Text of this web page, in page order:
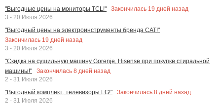
"Выгодные цены на мониторы TCL!"
Закончилась 19 дней назад
3 - 20 Июля 2026
"Выгодный цены на электроинструменты бренда CAT!"
Закончилась 19 дней назад
3 - 20 Июля 2026
"Скидка на сушильную машину Gorenje, Hisense при покупке стиральной
машины!"
Закончилась 8 дней назад
2 - 31 Июля 2026
"Выгодный комплект: телевизоры LG!"
Закончилась 8 дней назад
2 - 31 Июля 2026